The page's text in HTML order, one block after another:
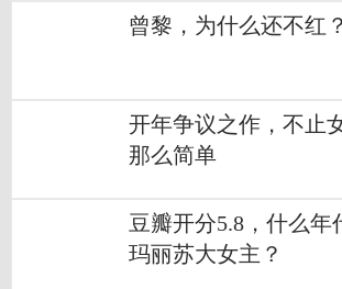
曾黎，为什么还不红？
开年争议之作，不止
那么简单
豆瓣开分5.8，什么年
玛丽苏大女主？